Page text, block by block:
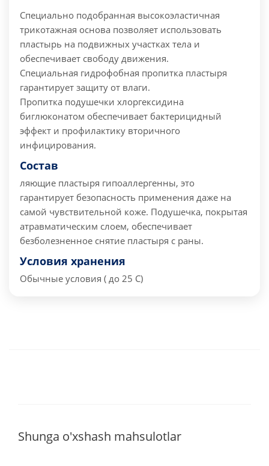
Специально подобранная высокоэластичная
трикотажная основа позволяет использовать
пластырь на подвижных участках тела и
обеспечивает свободу движения.
Специальная гидрофобная пропитка пластыря
гарантирует защиту от влаги.
Пропитка подушечки хлоргексидина
биглюконатом обеспечивает бактерицидный
эффект и профилактику вторичного
инфицирования.
Состав
ляющие пластыря гипоаллергенны, это
гарантирует безопасность применения даже на
самой чувствительной коже. Подушечка, покрытая
атравматическим слоем, обеспечивает
безболезненное снятие пластыря с раны.
Условия хранения
Обычные условия ( до 25 С)
Shunga o'xshash mahsulotlar